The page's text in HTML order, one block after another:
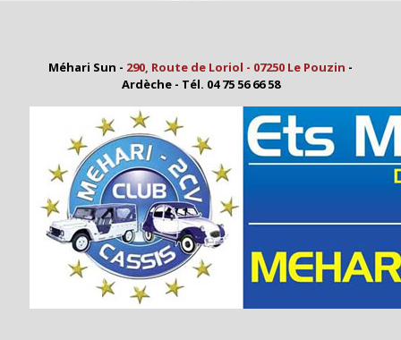
Méhari Sun - 290, Route de Loriol - 07250 Le Pouzin -
Ardèche - Tél. 04 75 56 66 58